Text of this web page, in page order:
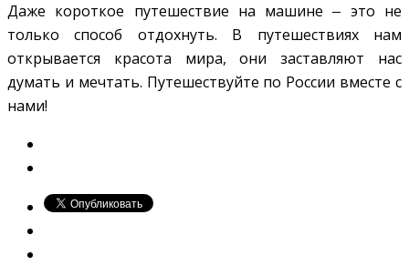
Даже короткое путешествие на машине ‒ это не
только способ отдохнуть. В путешествиях нам
открывается красота мира, они заставляют нас
думать и мечтать. Путешествуйте по России вместе с
нами!